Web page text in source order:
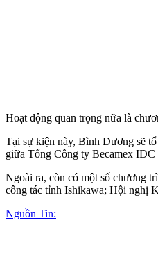
Hoạt động quan trọng nữa là
Tại sự kiện này, Bình Dương sẽ
giữa Tổng Công ty Becamex IDC
Ngoài ra, còn có một số chương
công tác tỉnh Ishikawa; Hội nghị
Nguồn Tin: